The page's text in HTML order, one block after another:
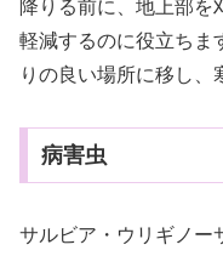
降りる前に、地上部を
軽減するのに役立ちま
りの良い場所に移し、
病害虫
サルビア・ウリギノー